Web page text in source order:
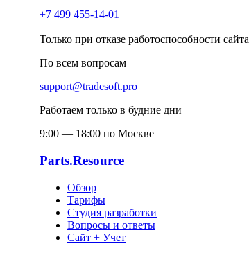
+7 499 455-14-01
Только при отказе работоспособности сайта
По всем вопросам
support@tradesoft.pro
Работаем только в будние дни
9:00 — 18:00 по Москве
Parts.Resource
Обзор
Тарифы
Студия разработки
Вопросы и ответы
Сайт + Учет